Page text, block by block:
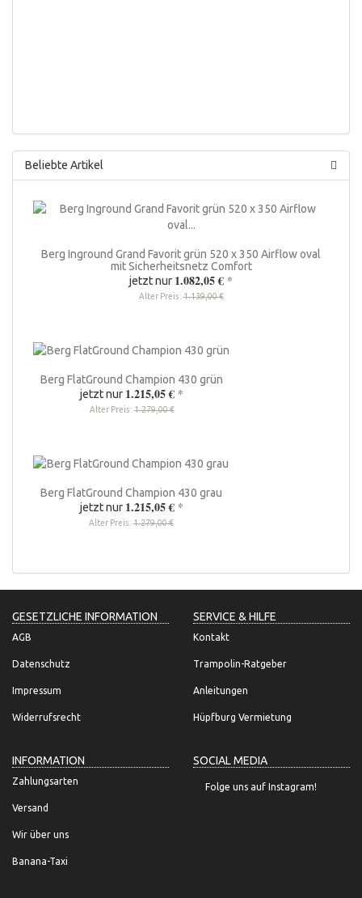
Beliebte Artikel
Berg Inground Grand Favorit grün 520 x 350 Airflow oval
mit Sicherheitsnetz Comfort
jetzt nur 1.082,05 € *
Alter Preis:1.139,00 €
Berg FlatGround Champion 430 grün
jetzt nur 1.215,05 € *
Alter Preis:1.279,00 €
Berg FlatGround Champion 430 grau
jetzt nur 1.215,05 € *
Alter Preis: 1.279,00 €
GESETZLICHE INFORMATION
AGB
Datenschutz
Impressum
Widerrufsrecht
SERVICE & HILFE
Kontakt
Trampolin-Ratgeber
Anleitungen
Hüpfburg Vermietung
INFORMATION
Zahlungsarten
Versand
Wir über uns
Banana-Taxi
SOCIAL MEDIA
Folge uns auf Instagram!